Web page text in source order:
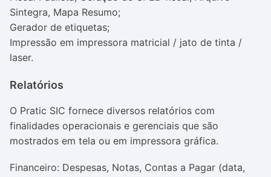
Sintegra, Mapa Resumo;
Gerador de etiquetas;
Impressão em impressora matricial / jato de tinta /
laser.
Relatórios
O Pratic SIC fornece diversos relatórios com
finalidades operacionais e gerenciais que são
mostrados em tela ou em impressora gráfica.
Financeiro: Despesas, Notas, Contas a Pagar (data,